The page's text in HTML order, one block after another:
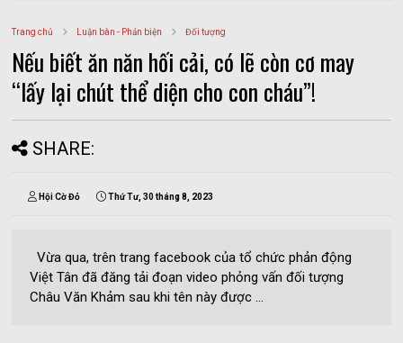
Trang chủ Luận bàn - Phản biện Đối tượng
Nếu biết ăn năn hối cải, có lẽ còn cơ may
“lấy lại chút thể diện cho con cháu”!
SHARE:
Hội Cờ Đỏ Thứ Tư, 30 tháng 8, 2023
Vừa qua, trên trang facebook của tổ chức phản động
Việt Tân đã đăng tải đoạn video phỏng vấn đối tượng
Châu Văn Khảm sau khi tên này được ...